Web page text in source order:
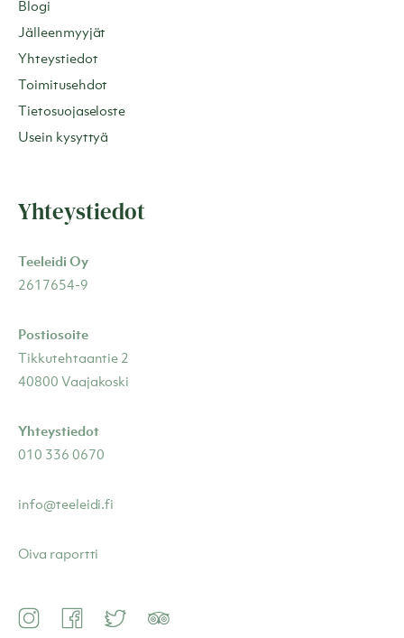
Blogi
Jälleenmyyjät
Yhteystiedot
Toimitusehdot
Tietosuojaseloste
Usein kysyttyä
Yhteystiedot
Teeleidi Oy
2617654-9
Postiosoite
Tikkutehtaantie 2
40800 Vaajakoski
Yhteystiedot
010 336 0670
info@teeleidi.fi
Oiva raportti
InstagramFacebookTwitter TripAdvisor